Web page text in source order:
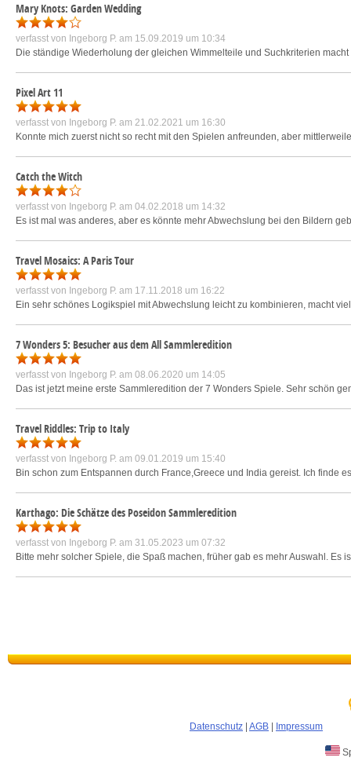
Mary Knots: Garden Wedding
verfasst von Ingeborg P. am 15.09.2019 um 10:34
Die ständige Wiederholung der gleichen Wimmelteile und Suchkriterien
Pixel Art 11
verfasst von Ingeborg P. am 21.02.2021 um 16:30
Konnte mich zuerst nicht so recht mit den Spielen anfreunden, aber
Catch the Witch
verfasst von Ingeborg P. am 04.02.2018 um 14:32
Es ist mal was anderes, aber es könnte mehr Abwechslung bei den Bildern
Travel Mosaics: A Paris Tour
verfasst von Ingeborg P. am 17.11.2018 um 16:22
Ein sehr schönes Logikspiel mit Abwechslung leicht zu kombinieren, macht
7 Wonders 5: Besucher aus dem All Sammleredition
verfasst von Ingeborg P. am 08.06.2020 um 14:05
Das ist jetzt meine erste Sammleredition der 7 Wonders Spiele. Sehr schön
Travel Riddles: Trip to Italy
verfasst von Ingeborg P. am 09.01.2019 um 15:40
Bin schon zum Entspannen durch France,Greece und India gereist. Ich finde
Karthago: Die Schätze des Poseidon Sammleredition
verfasst von Ingeborg P. am 31.05.2023 um 07:32
Bitte mehr solcher Spiele, die Spaß machen, früher gab es mehr Auswahl.
Datenschutz AGB Impressum